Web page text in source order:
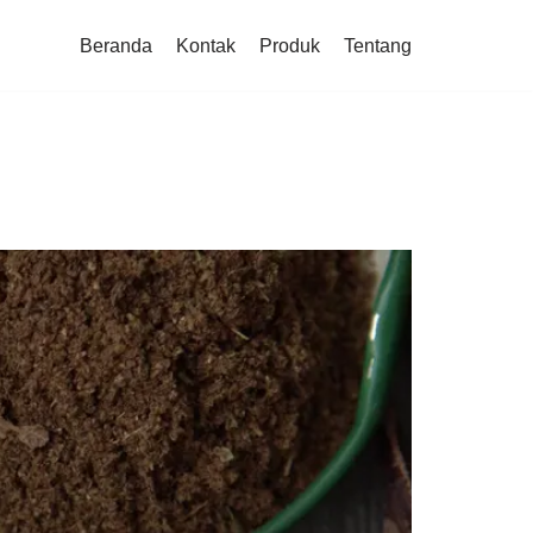
Beranda Kontak Produk Tentang